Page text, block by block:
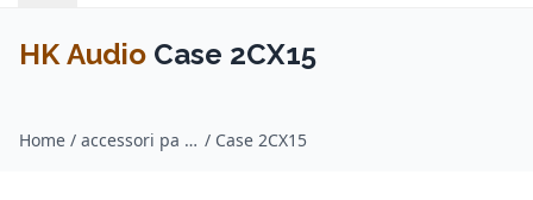
HK Audio Case 2CX15
Home / accessori pa system / HK Audio / Case 2CX15